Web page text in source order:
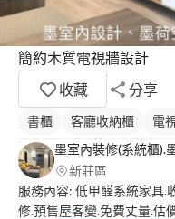
簡約木質電視牆設計
收藏
分享
書櫃 客廳收納櫃
電
墨室內裝修(系統櫃).
新莊區
服務內容: 低甲醛系統家具.
修.預售屋客變.免費丈量.估